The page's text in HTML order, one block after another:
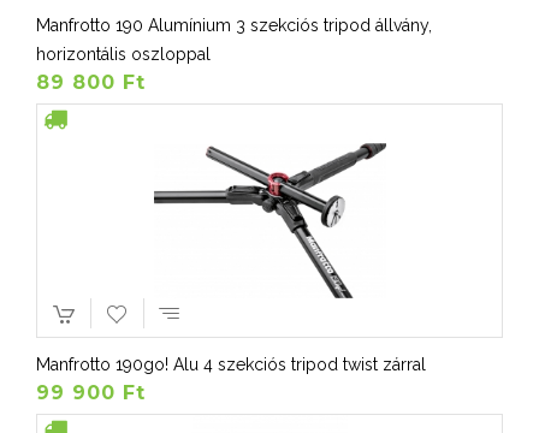
Manfrotto 190 Alumínium 3 szekciós tripod állvány,
horizontális oszloppal
89 800 Ft
Manfrotto 190go! Alu 4 szekciós tripod twist zárral
99 900 Ft